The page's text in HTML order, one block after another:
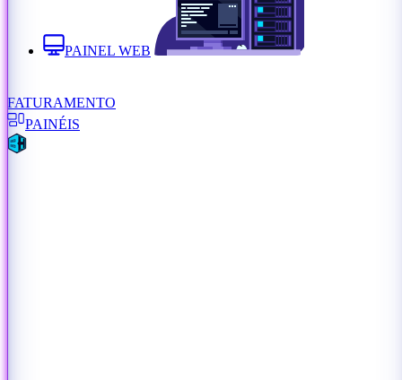
PAINEL WEB
FATURAMENTO
PAINÉIS